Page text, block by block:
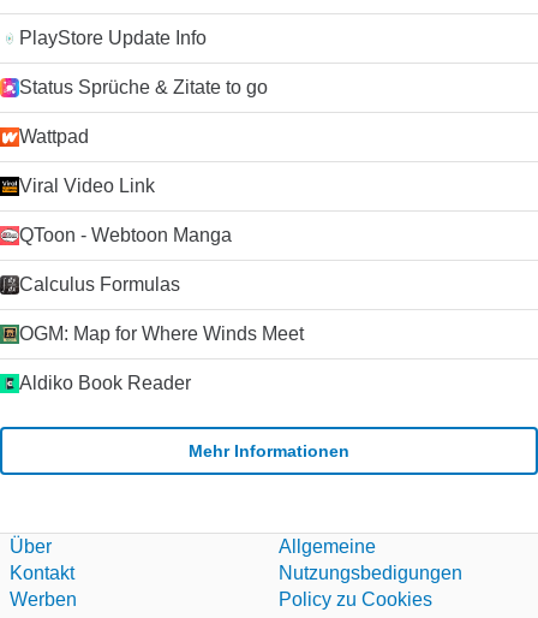
PlayStore Update Info
Status Sprüche & Zitate to go
Wattpad
Viral Video Link
QToon - Webtoon Manga
Calculus Formulas
OGM: Map for Where Winds Meet
Aldiko Book Reader
Mehr Informationen
Über
Kontakt
Werben
Allgemeine
Nutzungsbedigungen
Policy zu Cookies